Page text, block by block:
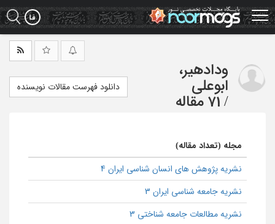
Skip
to
main
ودادهیر،
ابوعلی
/ 71 مقاله
دانلود فهرست مقالات نویسنده
مجله (تعداد مقاله)
نشریه پژوهش های انسان شناسی ایران 4
نشریه جامعه شناسی ایران 3
نشریه مطالعات جامعه شناختی 3